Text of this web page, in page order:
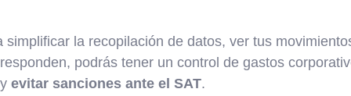
simplificar la recopilación de datos, ver tus
podrás tener un control de gastos
evitar sanciones ante el SAT.